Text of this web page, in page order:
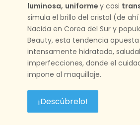
luminosa, uniforme y casi
simula el brillo del cristal (de
Nacida en Corea del Sur y
Beauty, esta tendencia
intensamente hidratada,
imperfecciones, donde el
impone al maquillaje.
¡Descúbrelo!